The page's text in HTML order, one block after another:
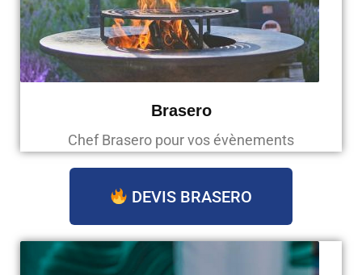
Brasero
Chef Brasero pour vos évènements
DEVIS BRASERO